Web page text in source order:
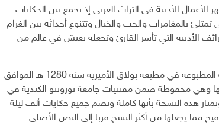
الأعمال الأدبية في التراث العربي إذ يجمع بين الحكايات
بالمغامرات والحب والخيال وتتنوع أحداثه بين الغرام
الأدبية التي تأسر القارئ وتجعله يعيش في عالم من
وتستند هذه الطبعة إلى النسخة المطبوعة في مطبعة بولاق الأميرية سنة 1280 هـ الموافق
وهي محفوظة ضمن مقتنيات جامعة تورونتو الكندية في
و ر تايلور لعام 1951 وتمتاز هذه النسخة بأنها كاملة وتضم جميع حكايات ألف ليلة
مما يجعلها من أكثر النسخ قربا إلى النص الأصلي